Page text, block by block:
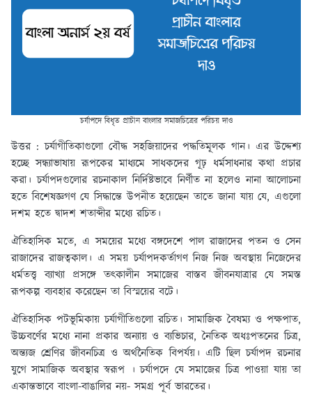
চর্যাপদে বিধৃত প্রাচীন বাংলার সমাজচিত্রের পরিচয় দাও
উত্তর :চর্যাগীতিকাগুলো বৌদ্ধ সহজিয়াদের পদ্ধতিমূলক গান। এর উদ্দেশ্য
হচ্ছে সন্ধ্যাভাষায় রূপকের মাধ্যমে সাধকদের গূঢ় ধর্মসাধনার কথা প্রচার
করা। চর্যাপদগুলোর রচনাকাল নির্দিষ্টভাবে নির্ণীত না হলেও নানা আলোচনা
হতে বিশেষজ্ঞগণ যে সিদ্ধান্তে উপনীত হয়েছেন তাতে জানা যায় যে, এগুলো
দশম হতে দ্বাদশ শতাব্দীর মধ্যে রচিত।
ঐতিহাসিক মতে, এ সময়ের মধ্যে বঙ্গদেশে পাল রাজাদের পতন ও সেন
রাজাদের রাজত্বকাল। এ সময় চর্যাপদকর্তাগণ নিজ নিজ অবস্থায় নিজেদের
ধর্মতত্ত্ব ব্যাখ্যা প্রসঙ্গে তৎকালীন সমাজের বাস্তব জীবনযাত্রার যে সমস্ত
রূপকল্প ব্যবহার করেছেন তা বিস্ময়ের বটে।
ঐতিহাসিক পটভূমিকায় চর্যাগীতিগুলো রচিত। সামাজিক বৈষম্য ও পক্ষপাত,
উচ্চবর্ণের মধ্যে নানা প্রকার অন্যায় ও ব্যভিচার, নৈতিক অধঃপতনের চিত্র,
অন্ত্যজ শ্রেণির জীবনচিত্র ও অর্থনৈতিক বিপর্যয়। এটি ছিল চর্যাপদ রচনার
যুগে সামাজিক অবস্থার স্বরূপ । চর্যাপদে যে সমাজের চিত্র পাওয়া যায় তা
একান্তভাবে বাংলা-বাঙালির নয়- সমগ্র পূর্ব ভারতের।